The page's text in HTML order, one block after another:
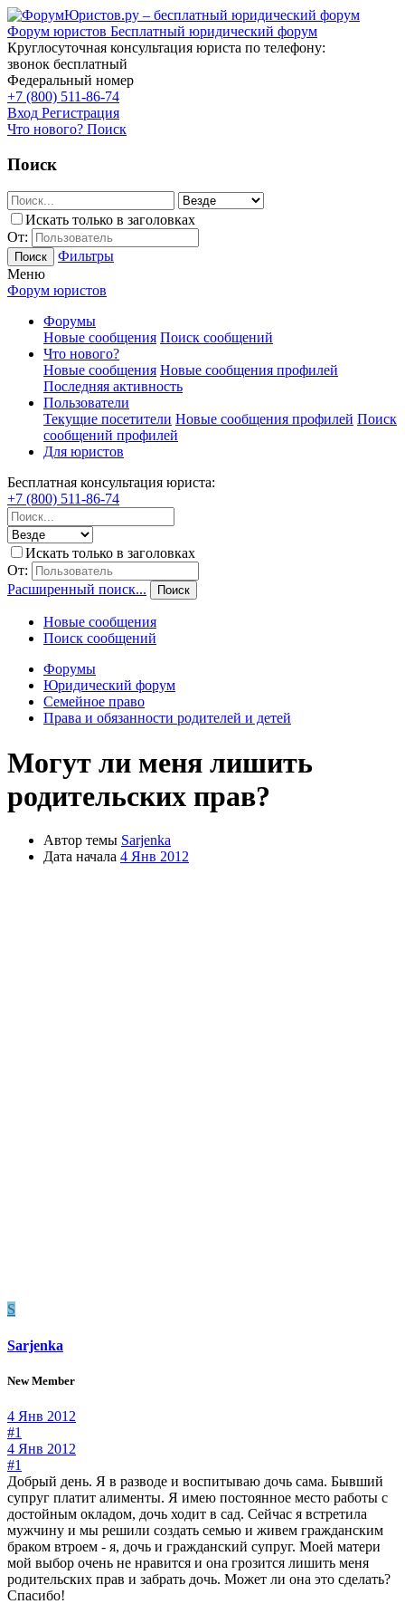
Форум юристов Бесплатный юридический форум
Круглосуточная консультация юриста по телефону:
звонок бесплатный
Федеральный номер
+7 (800) 511-86-74
Вход Регистрация
Что нового? Поиск
Поиск
Искать только в заголовках
От:
Поиск
Фильтры
Меню
Форум юристов
Форумы
Новые сообщения Поиск сообщений
Что нового?
Новые сообщения Новые сообщения профилей
Последняя активность
Пользователи
Текущие посетители Новые сообщения профилей Поиск
сообщений профилей
Для юристов
Бесплатная консультация юриста:
+7 (800) 511-86-74
Искать только в заголовках
От:
Расширенный поиск...
Поиск
Новые сообщения
Поиск сообщений
Форумы
Юридический форум
Семейное право
Права и обязанности родителей и детей
Могут ли меня лишить
родительских прав?
Автор темы Sarjenka
Дата начала 4 Янв 2012
S
Sarjenka
New Member
4 Янв 2012
#1
4 Янв 2012
#1
Добрый день. Я в разводе и воспитываю дочь сама. Бывший
супруг платит алименты. Я имею постоянное место работы с
достойным окладом, дочь ходит в сад. Сейчас я встретила
мужчину и мы решили создать семью и живем гражданским
браком втроем - я, дочь и гражданский супруг. Моей матери
мой выбор очень не нравится и она грозится лишить меня
родительских прав и забрать дочь. Может ли она это сделать?
Спасибо!